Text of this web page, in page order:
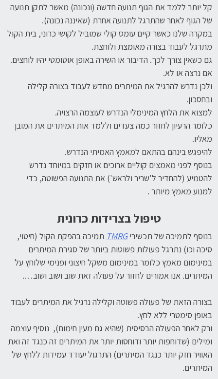
קל יותר ללמד את הגוף תנועה חדשה (ונכונה) מאשר לתקן תנועה
של הגוף לאחר שהתרגל לתנועה אחרת (שאיננה נכונה).
במקרה שלנו כאשר קיים עומס קולי שמוביל לקושי כרוני, בית הקול
מתרגל לעבוד בצורה מאומצת ולוחצת.
גם כשאין צורך לכך. הדיבור או השירה באופן אוטומטי יהיו לוחצים.
אם נרצה או לא.
ולכן נדרש להרגיל את המיתרים מחדש לעבוד בצורה קלילה
ובחסכון.
למצוא את הלחץ המינימלי הנדרש לעוצמה הרצויה.
כלומר הרעיון לחזור כמה צעדים וללמד אות המיתרים את המובן
מאליו.
להיפגש בינהם בהתאם למאמץ האמיתי הנדרש.
בנוסף לפני מאמצים קוליים ארוכים או חזקים במיוחד נדרש
להטמיע (להחדיר ל'שריר ולראש') את התנועה הפשוטה, כדי
למנוע מאמץ מיותר .
טיפול בצרידות כרונית
בנוסף לתמיכה של תכשיריTMRG תמיכה בהפקת הקול (חיטוי,
סיכה וכו) נתרגל פעולות פשוטות ביותר של סגירת המיתרים
במינימום מאמץ כלומר במינימום משקל חיצוני ופנימי שלוחץ על
המיתרים. אנו אמורים לחזור על פעולה זאת שוב ושוב ושוב….
בצורה הזאת של פעולה פשוטה וקלילה נרגיל את המיתרים לעבוד
באופן סימטרי ללא לחץ.
ורק לאחר הפעולה הבסיסית (שהיא גם מעין חימום), נוסיף עוצמה
ומילים (שדוחפות יותר ודוחסות יותר את המיתרים זה כנגד זה ואת
האוויר חזק יותר כנגד המיתרים) התרגול יעודד עמידות ללחץ של
המיתרים.